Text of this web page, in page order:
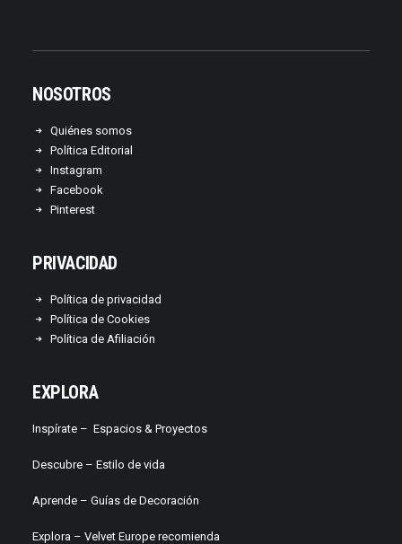
NOSOTROS
Quiénes somos
Política Editorial
Instagram
Facebook
Pinterest
PRIVACIDAD
Política de privacidad
Política de Cookies
Política de Afiliación
EXPLORA
Inspírate – Espacios & Proyectos
Descubre – Estilo de vida
Aprende – Guías de Decoración
Explora – Velvet Europe recomienda